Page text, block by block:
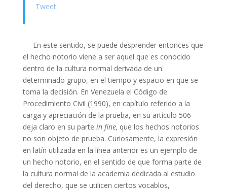
Tweet
En este sentido, se puede desprender entonces que
el hecho notorio viene a ser aquel que es conocido
dentro de la cultura normal derivada de un
determinado grupo, en el tiempo y espacio en que se
toma la decisión. En Venezuela el Código de
Procedimiento Civil (1990), en capítulo referido a la
carga y apreciación de la prueba, en su artículo 506
deja claro en su parte in fine, que los hechos notorios
no son objeto de prueba. Curiosamente, la expresión
en latín utilizada en la línea anterior es un ejemplo de
un hecho notorio, en el sentido de que forma parte de
la cultura normal de la academia dedicada al estudio
del derecho, que se utilicen ciertos vocablos,